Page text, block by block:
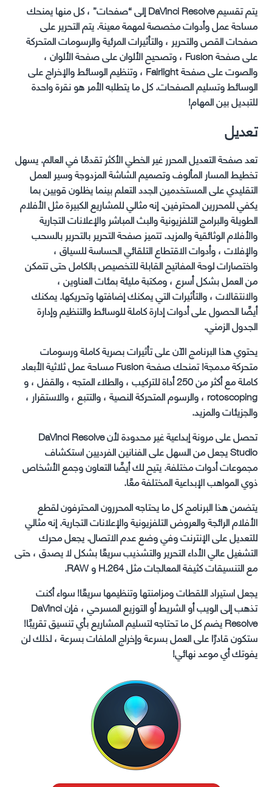
يتم تقسيم DaVinci Resolve إلى “صفحات” ، كل منها يمنحك
مساحة عمل وأدوات مخصصة لمهمة معينة. يتم التحرير على
صفحات القص والتحرير ، والتأثيرات المرئية والرسومات المتحركة
على صفحة Fusion ، وتصحيح الألوان على صفحة الألوان ،
والصوت على صفحة Fairlight ، وتنظيم الوسائط والإخراج على
الوسائط وتسليم الصفحات. كل ما يتطلبه الأمر هو نقرة واحدة
للتبديل بين المهام!
تعديل
تعد صفحة التعديل المحرر غير الخطي الأكثر تقدمًا في العالم. يسهل
تخطيط المسار المألوف وتصميم الشاشة المزدوجة وسير العمل
التقليدي على المستخدمين الجدد التعلم بينما يظلون قويين بما
يكفي للمحررين المحترفين. إنه مثالي للمشاريع الكبيرة مثل الأفلام
الطويلة والبرامج التلفزيونية والبث المباشر والإعلانات التجارية
والأفلام الوثائقية والمزيد. تتميز صفحة التحرير بالتحرير بالسحب
والإفلات ، وأدوات الاقتطاع التلقائي الحساسة للسياق ،
واختصارات لوحة المفاتيح القابلة للتخصيص بالكامل حتى تتمكن
من العمل بشكل أسرع ، ومكتبة مليئة بمئات العناوين ،
والانتقالات ، والتأثيرات التي يمكنك إضافتها وتحريكها. يمكنك
أيضًا الحصول على أدوات إدارة كاملة للوسائط والتنظيم وإدارة
الجدول الزمني.
يحتوي هذا البرنامج الآن على تأثيرات بصرية كاملة ورسومات
متحركة مدمجة! تمنحك صفحة Fusion مساحة عمل ثلاثية الأبعاد
كاملة مع أكثر من 250 أداة للتركيب ، والطلاء المتجه ، والقفل ، و
rotoscoping ، والرسوم المتحركة النصية ، والتتبع ، والاستقرار ،
والجزيئات والمزيد.
تحصل على مرونة إبداعية غير محدودة لأن DaVinci Resolve
Studio يجعل من السهل على الفنانين الفرديين استكشاف
مجموعات أدوات مختلفة. يتيح لك أيضًا التعاون وجمع الأشخاص
ذوي المواهب الإبداعية المختلفة معًا.
يتضمن هذا البرنامج كل ما يحتاجه المحررون المحترفون لقطع
الأفلام الرائجة والعروض التلفزيونية والإعلانات التجارية. إنه مثالي
للتعديل على الإنترنت وفي وضع عدم الاتصال. يجعل محرك
التشغيل عالي الأداء التحرير والتشذيب سريعًا بشكل لا يصدق ، حتى
مع التنسيقات كثيفة المعالجات مثل H.264 و RAW.
يجعل استيراد اللقطات ومزامنتها وتنظيمها سريعًا! سواء أكنت
تذهب إلى الويب أو الشريط أو التوزيع المسرحي ، فإن DaVinci
Resolve يضم كل ما تحتاجه لتسليم المشاريع بأي تنسيق تقريبًا!
ستكون قادرًا على العمل بسرعة وإخراج الملفات بسرعة ، لذلك لن
يفوتك أي موعد نهائي!